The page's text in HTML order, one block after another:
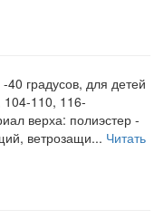
градусов, для детей
104-110, 116-
верха: полиэстер -
ветрозащи... Читать